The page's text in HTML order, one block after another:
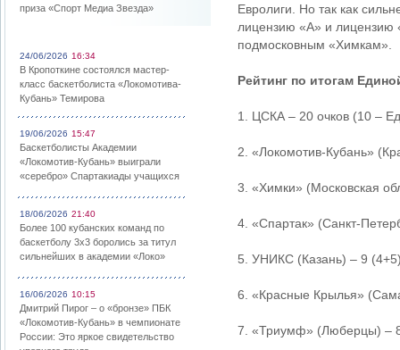
приза «Спорт Медиа Звезда»
24/06/2026 16:34
В Кропоткине состоялся мастер-
класс баскетболиста «Локомотива-
Кубань» Темирова
19/06/2026 15:47
Баскетболисты Академии
«Локомотив-Кубань» выиграли
«серебро» Спартакиады учащихся
18/06/2026 21:40
Более 100 кубанских команд по
баскетболу 3х3 боролись за титул
сильнейших в академии «Локо»
16/06/2026 10:15
Дмитрий Пирог – о «бронзе» ПБК
«Локомотив-Кубань» в чемпионате
России: Это яркое свидетельство
Евролиги. Но так как
лицензию «А» и лицензию
подмосковным «Химкам».
Рейтинг по итогам
1. ЦСКА – 20 очков (10 –
2. «Локомотив-Кубань»
3. «Химки» (Московская
4. «Спартак» (Санкт-
5. УНИКС (Казань) – 9
6. «Красные Крылья»
7. «Триумф» (Люберцы) –